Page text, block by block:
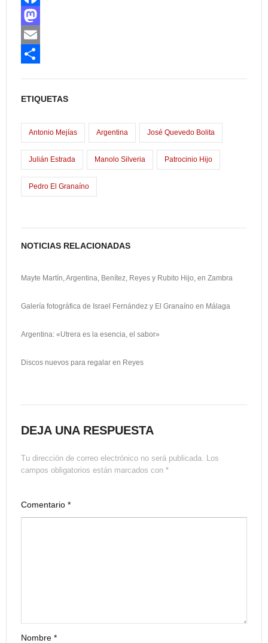
F
a
c
k
M
a
o
n
E
a
r
r
ETIQUETAS
Antonio Mejías Argentina José Quevedo Bolita
Julián Estrada Manolo Silveria Patrocinio Hijo
Pedro El Granaíno
NOTICIAS RELACIONADAS
Mayte Martín, Argentina, Benítez, Reyes y Rubito Hijo, en Zambra
Galería fotográfica de Israel Fernández y El Granaíno en Málaga
Argentina: «Utrera es la esencia, el sabor»
Discos nuevos para regalar en Reyes
DEJA UNA RESPUESTA
Tu dirección de correo electrónico no será publicada. Los
campos obligatorios están marcados con *
Comentario *
Nombre *